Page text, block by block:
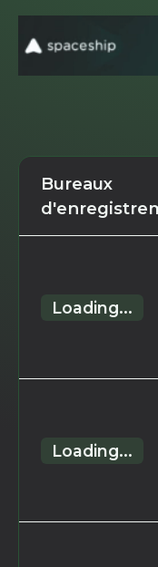
Bureaux
Loading...
Loading...